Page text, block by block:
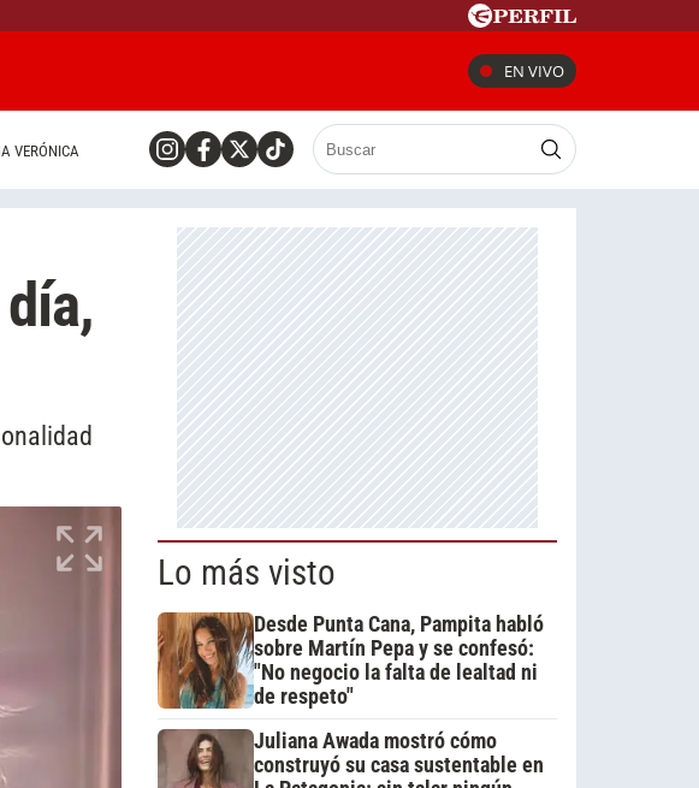
EN VIVO
VERÓNICA
Lo más visto
Desde Punta Cana, Pampita habló
sobre Martín Pepa y se confesó:
"No negocio la falta de lealtad ni
de respeto"
Juliana Awada mostró cómo
construyó su casa sustentable en